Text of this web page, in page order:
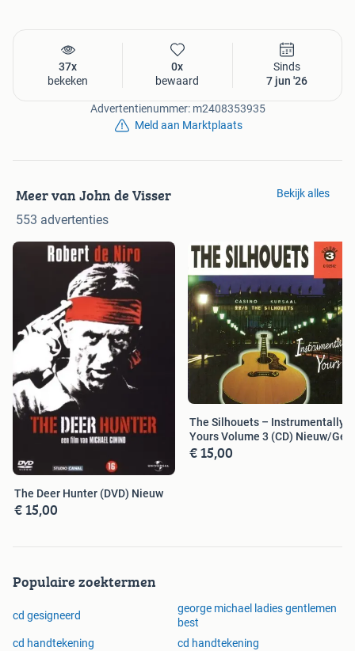
37x
bekeken
0x
bewaard
Sinds
7 jun '26
Advertentienummer: m2408353935
Meld aan Marktplaats
Meer van John de Visser
553 advertenties
Bekijk alles
The Deer Hunter (DVD) Nieuw
€ 15,00
The Silhouets – Instrumentally
Yours Volume 3 (CD) Nieuw/Ge
€ 15,00
Populaire zoektermen
cd gesigneerd
george michael ladies gentlemen
best
cd handtekening
cd handtekening